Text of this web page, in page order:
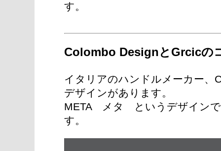
す。
Colombo DesignとGrcicの
イタリアのハンドルメーカー、
デザインがあります。
META メタ というデザインで
す。